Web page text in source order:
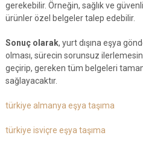
gerekebilir. Örneğin, sağlık ve
ürünler özel belgeler talep edebilir.
Sonuç olarak, yurt dışına eşya
olması, sürecin sorunsuz
geçirip, gereken tüm belgeleri
sağlayacaktır.
türkiye almanya eşya taşıma
türkiye isviçre eşya taşıma